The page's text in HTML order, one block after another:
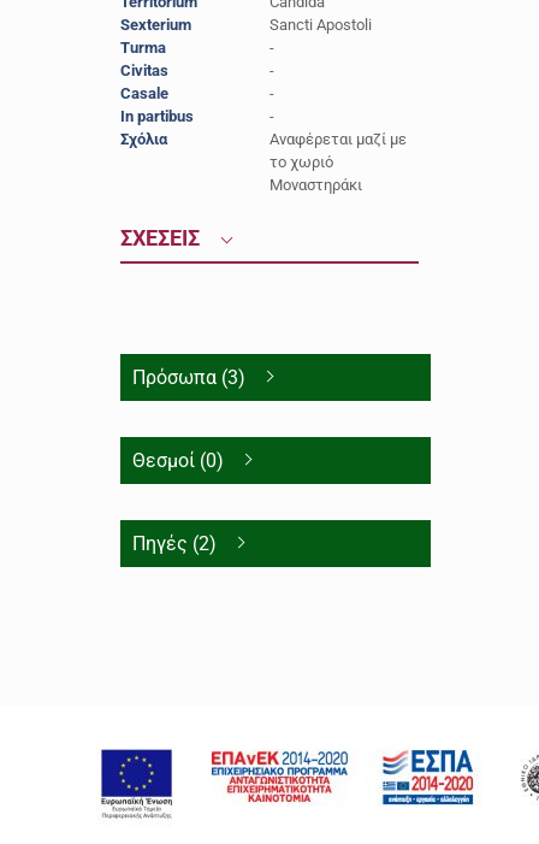
Sexterium
Sancti Apostoli
Turma
-
Civitas
-
Casale
-
In partibus
-
Σχόλια
Αναφέρεται μαζί με
το χωριό
Μοναστηράκι
ΣΧΕΣΕΙΣ
Πρόσωπα (3)
Θεσμοί (0)
Πηγές (2)